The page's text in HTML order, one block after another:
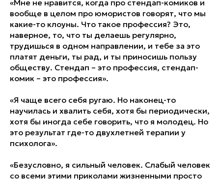
«Мне не нравится, когда про стендап-комиков и
вообще в целом про юмористов говорят, что мы
какие-то клоуны. Что такое профессия? Это,
наверное, то, что ты делаешь регулярно,
трудишься в одном направлении, и тебе за это
платят деньги, ты рад, и ты приносишь пользу
обществу. Стендап – это профессия, стендап-
комик – это профессия».
«Я чаще всего себя ругаю. Но наконец-то
научилась и хвалить себя, хотя бы периодически,
хотя бы иногда себе говорить, что я молодец. Но
это результат где-то двухлетней терапии у
психолога».
«Безусловно, я сильный человек. Слабый человек
со всеми этими приколами жизненными просто